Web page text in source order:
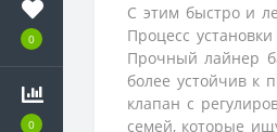
0
0
С этим быстро и
Процесс
Прочный лайнер
более устойчив к
клапан с
семей, которые